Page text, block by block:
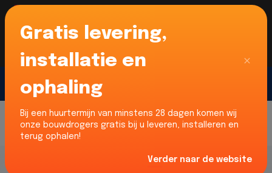
Voor onze Nederlandse klanten... Wij zijn maar
liefst 52% goedkoper dan verhuurders uit NL -
limburg en Noord-Brabant!
Gratis levering,
installatie en
ophaling
Bij een huurtermijn van minstens 28 dagen komen wij
onze bouwdrogers gratis bij u leveren, installeren en
terug ophalen!
Verder naar de website